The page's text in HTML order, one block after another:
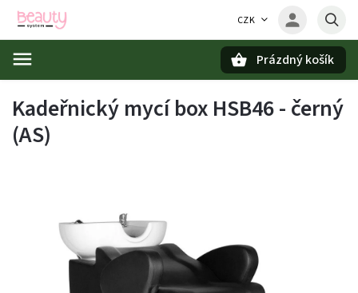
CZK
Prázdný košík
Kadeřnický mycí box HSB46 - černý
(AS)